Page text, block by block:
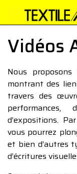
Vidéos
Nous
montrant des
travers des
d’expositions.
vous pourrez
et bien d’autres
d’écritures